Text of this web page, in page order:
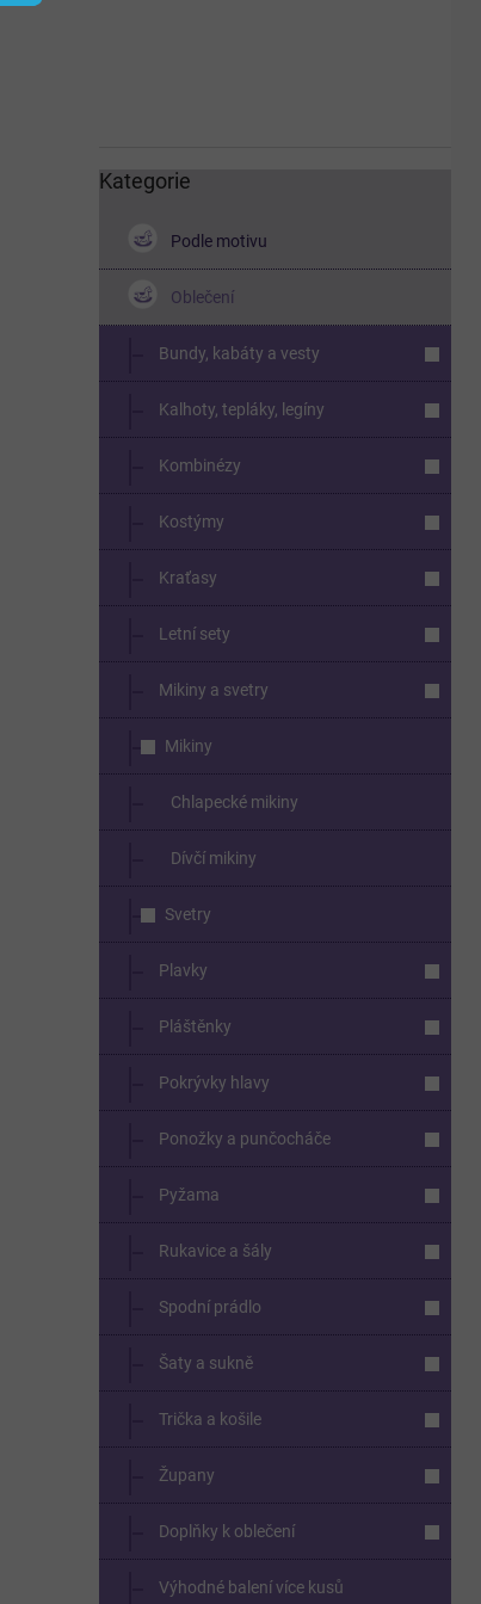
Přeskočit
Kategorie
Podle motivu
Oblečení
Bundy, kabáty a vesty
Kalhoty, tepláky, legíny
Kombinézy
Kostýmy
Kraťasy
Letní sety
Mikiny a svetry
Mikiny
Chlapecké mikiny
Dívčí mikiny
Svetry
Plavky
Pláštěnky
Pokrývky hlavy
Ponožky a punčocháče
Pyžama
Rukavice a šály
Spodní prádlo
Šaty a sukně
Trička a košile
Župany
Doplňky k oblečení
Výhodné balení více kusů